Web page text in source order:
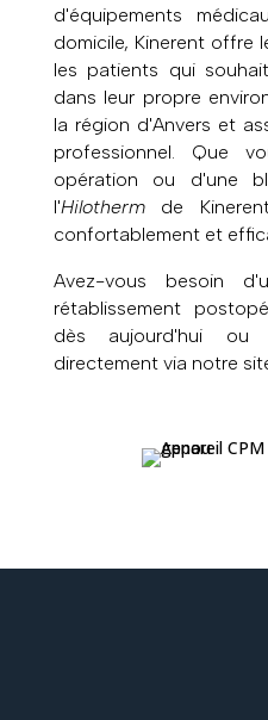
d'équipements
domicile, Kinerent offre
les patients qui
dans leur propre
la région d'Anvers et
professionnel. Que
opération ou d'une
l'Hilothermde
confortablement et
Avez-vous besoin
rétablissement
dès aujourd'hui ou
directement via notre